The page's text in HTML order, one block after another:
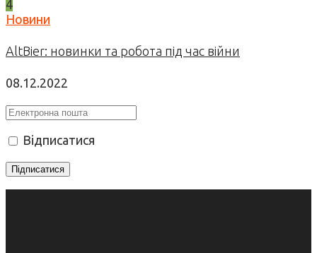
4
Новини
AltBier: новинки та робота під час війни
08.12.2022
Відписатися